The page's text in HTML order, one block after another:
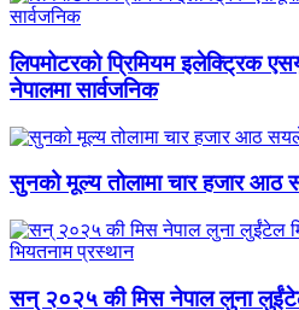
लिपमोटरको प्रिमियम इलेक्ट्रिक
नेपालमा सार्वजनिक
सुनको मूल्य तोलामा चार हजार आठ
सन् २०२५ की मिस नेपाल लुना लुईंटेल